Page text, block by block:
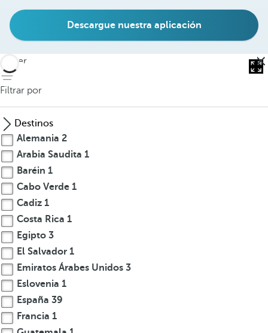
Descargue nuestra aplicación
volver
Filtrar por
Destinos
Alemania 2
Arabia Saudita 1
Baréin 1
Cabo Verde 1
Cadiz 1
Costa Rica 1
Egipto 3
El Salvador 1
Emiratos Árabes Unidos 3
Eslovenia 1
España 39
Francia 1